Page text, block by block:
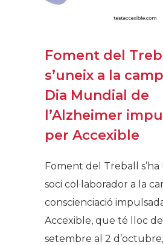
Foment del
s’uneix a la
Dia Mundial de
l’Alzheimer
per Accexible
Foment del Treball
soci col·laborador a la
conscienciació
Accexible, que té lloc
setembre al 2